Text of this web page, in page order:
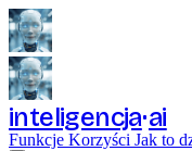
inteligencja ai
Funkcje Korzyści Jak to